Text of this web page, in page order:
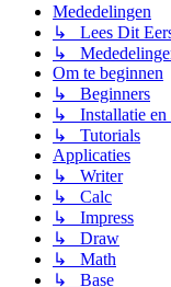
Mededelingen
↳ Lees Dit
↳
Om te beginnen
↳ Beginners
↳ Installatie en
↳ Tutorials
Applicaties
↳ Writer
↳ Calc
↳ Impress
↳ Draw
↳ Math
↳ Base